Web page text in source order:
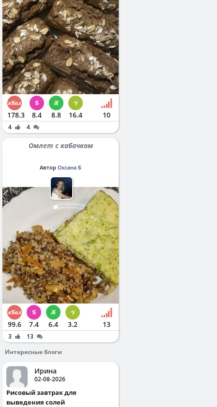
178.3 8.4 8.8 16.4 10
4 4
Омлет с кабачком
Автор Оксана Б
99.6 7.4 6.4 3.2 13
3
13
Интересные блоги
Ирина
02-08-2026
Рисовый завтрак для
выведения солей